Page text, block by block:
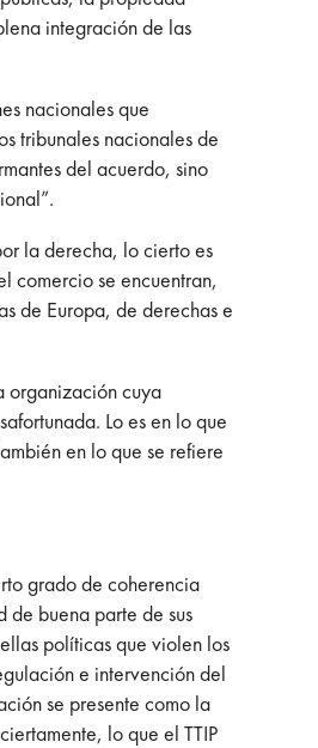
integración de las
nacionales que
tribunales nacionales de
del acuerdo, sino
la derecha, lo cierto es
comercio se encuentran,
de Europa, de derechas e
organización cuya
Lo es en lo que
en lo que se refiere
grado de coherencia
de buena parte de sus
políticas que violen los
e intervención del
se presente como la
lo que el TTIP